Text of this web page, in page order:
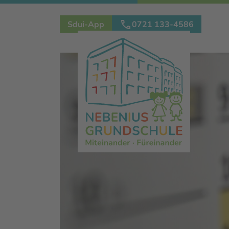
Sdui-App 0721 133-4586